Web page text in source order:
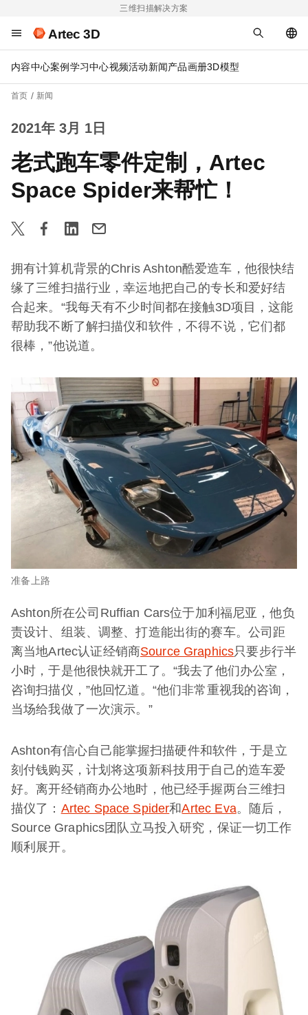
三维扫描解决方案
Artec 3D
内容中心案例 学习中心视频活动新闻产品画册3D模型
首页 新闻
2021年 3月 1日
老式跑车零件定制，Artec
Space Spider来帮忙！
拥有计算机背景的Chris Ashton酷爱造车，他很快结
缘了三维扫描行业，幸运地把自己的专长和爱好结
合起来。“我每天有不少时间都在接触3D项目，这能
帮助我不断了解扫描仪和软件，不得不说，它们都
很棒，”他说道。
准备上路
Ashton所在公司Ruffian Cars位于加利福尼亚，他负
责设计、组装、调整、打造能出街的赛车。公司距
离当地Artec认证经销商Source Graphics只要步行半
小时，于是他很快就开工了。“我去了他们办公室，
咨询扫描仪，”他回忆道。“他们非常重视我的咨询，
当场给我做了一次演示。”
Ashton有信心自己能掌握扫描硬件和软件，于是立
刻付钱购买，计划将这项新科技用于自己的造车爱
好。离开经销商办公地时，他已经手握两台三维扫
描仪了： Artec Space Spider和Artec Eva。随后，
Source Graphics团队立马投入研究，保证一切工作
顺利展开。